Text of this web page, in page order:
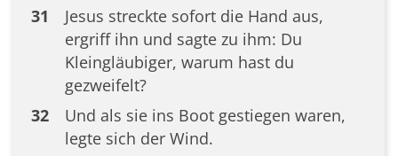
31
Jesus streckte sofort die Hand aus,
ergriff ihn und sagte zu ihm: Du
Kleingläubiger, warum hast du
gezweifelt?
32
Und als sie ins Boot gestiegen waren,
legte sich der Wind.